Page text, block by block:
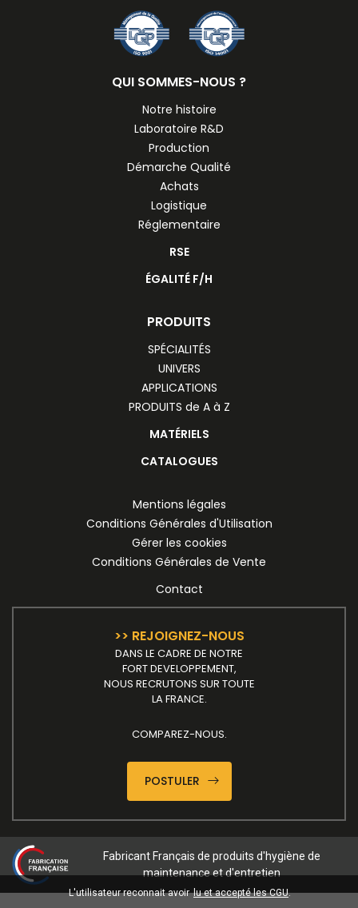
QUI SOMMES-NOUS ?
Notre histoire
Laboratoire R&D
Production
Démarche Qualité
Achats
Logistique
Réglementaire
RSE
ÉGALITÉ F/H
PRODUITS
SPÉCIALITÉS
UNIVERS
APPLICATIONS
PRODUITS de A à Z
MATÉRIELS
CATALOGUES
Mentions légales
Conditions Générales d'Utilisation
Gérer les cookies
Conditions Générales de Vente
Contact
>> REJOIGNEZ-NOUS
DANS LE CADRE DE NOTRE
FORT DEVELOPPEMENT,
NOUS RECRUTONS SUR TOUTE
LA FRANCE.
COMPAREZ-NOUS.
POSTULER
Fabricant Français de produits d'hygiène de
maintenance et d'entretien
L'utilisateur reconnait avoir lu et accepté les CGU.